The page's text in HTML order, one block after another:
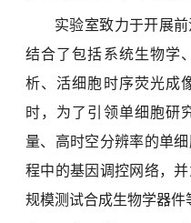
实验室致力于开展
结合了包括系统生物学
析、活细胞时序荧光成
时，为了引领单细胞研
量、高时空分辨率的单
程中的基因调控网络，
规模测试合成生物学器件